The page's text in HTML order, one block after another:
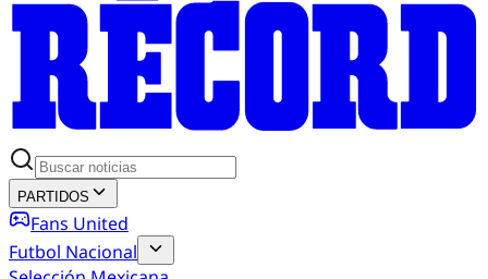
PARTIDOS
Fans United
Futbol Nacional